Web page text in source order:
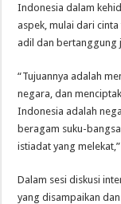
Indonesia dalam
aspek, mulai dari
adil dan bertanggung
“Tujuannya adalah
negara, dan
Indonesia adalah
beragam suku-
istiadat yang
Dalam sesi diskusi
yang disampaikan